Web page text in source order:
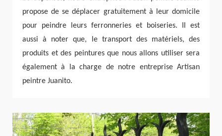
propose de se déplacer gratuitement à leur domicile
pour peindre leurs ferronneries et boiseries. Il est
aussi à noter que, le transport des matériels, des
produits et des peintures que nous allons utiliser sera
également à la charge de notre entreprise Artisan
peintre Juanito.